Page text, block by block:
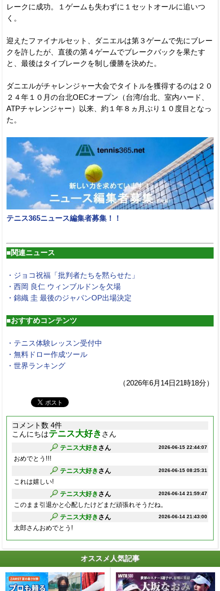
レークに成功。１ゲームも失わずに１セットオールに追いつ
く。
迎えたファイナルセット、ダニエルは第３ゲームで先にブレー
クを許したが、直後の第４ゲームでブレークバックを果たす
と、最後はタイブレークを制し優勝を決めた。
ダニエルがチャレンジャー大会でタイトルを獲得するのは２０
２４年１０月の台北OECオープン（台湾/台北、室内ハード、
ATPチャレンジャー）以来、約１年８ヵ月ぶり１０度目となっ
た。
テニス365ニュース編集者募集！！
■関連ニュース
・ジョコ祝福「批判者たちを黙らせた」
・西岡 良仁 ウィンブルドンを欠場
・錦織 圭 最後のジャパンOP出場決定
■おすすめコンテンツ
・テニス体験レッスン受付中
・無料ドロー作成ツール
・世界ランキング
（2026年6月14日21時18分）
コメント数 4件
こんにちはテニス大好き さん
2026-06-15 22:44:07
テニス大好き さん
おめでとう!!!
2026-06-15 08:25:31
テニス大好き さん
これは嬉しい!
2026-06-14 21:59:47
テニス大好き さん
このまま引退かと心配したけどまだ頑張れそうだね。
2026-06-14 21:43:00
テニス大好き さん
太郎さんおめでとう!
オススメ人気記事